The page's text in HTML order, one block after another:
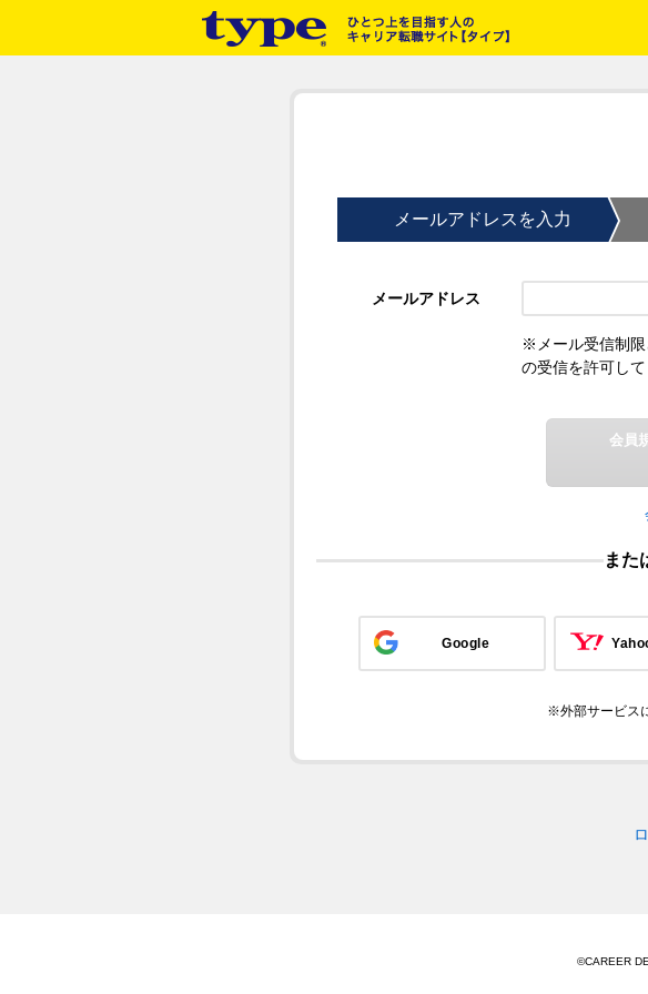
メールアドレスを入力
メールアドレス
※メール受信制限
の受信を許可して
会員
また
Google
※外部サービス
©CAREER